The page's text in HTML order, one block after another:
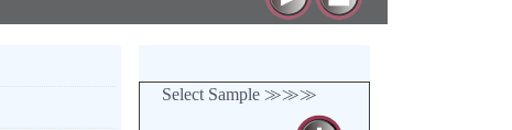
Select Sample ≫≫≫